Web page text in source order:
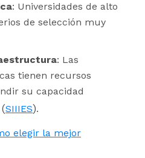
: Universidades de alto
de selección muy
: Las
tienen recursos
su capacidad​
(SIIIES)​.
elegir la mejor